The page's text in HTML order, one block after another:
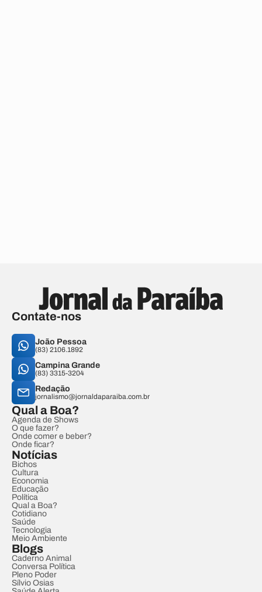
Contate-nos
João Pessoa
(83) 2106.1892
Campina Grande
(83) 3315-3204
Redação
jornalismo@jornaldaparaiba.com.br
Qual a Boa?
Agenda de Shows
O que fazer?
Onde comer e beber?
Onde ficar?
Notícias
Bichos
Cultura
Economia
Educação
Política
Qual a Boa?
Cotidiano
Saúde
Tecnologia
Meio Ambiente
Blogs
Caderno Animal
Conversa Política
Pleno Poder
Sílvio Osias